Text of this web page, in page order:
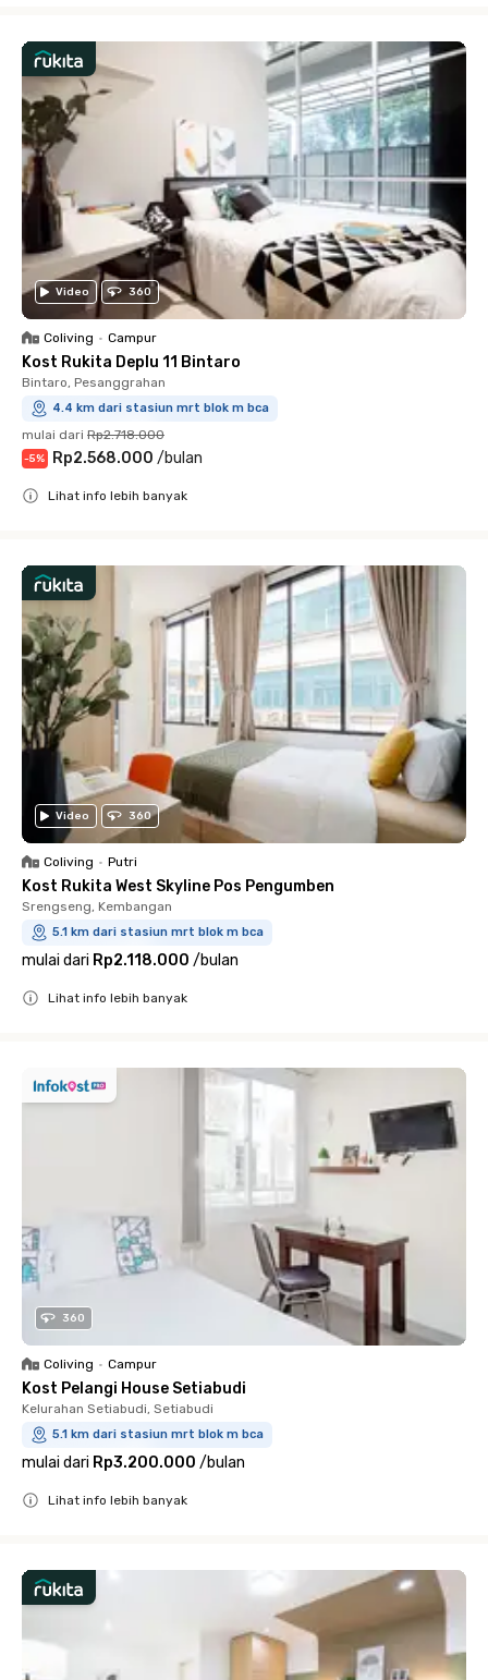
Video 360
Coliving • Campur
Kost Rukita Deplu 11 Bintaro
Bintaro, Pesanggrahan
4.4 km dari stasiun mrt blok m bca
mulai dari Rp2.718.000
-5% Rp2.568.000 /bulan
Lihat info lebih banyak
Video 360
Coliving • Putri
Kost Rukita West Skyline Pos Pengumben
Srengseng, Kembangan
5.1 km dari stasiun mrt blok m bca
mulai dari Rp2.118.000 /bulan
Lihat info lebih banyak
360
Coliving • Campur
Kost Pelangi House Setiabudi
Kelurahan Setiabudi, Setiabudi
5.1 km dari stasiun mrt blok m bca
mulai dari Rp3.200.000 /bulan
Lihat info lebih banyak